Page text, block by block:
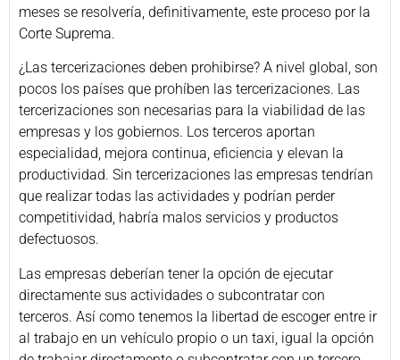
meses se resolvería, definitivamente, este proceso por la
Corte Suprema.
¿Las tercerizaciones deben prohibirse? A nivel global, son
pocos los países que prohíben las tercerizaciones. Las
tercerizaciones son necesarias para la viabilidad de las
empresas y los gobiernos. Los terceros aportan
especialidad, mejora continua, eficiencia y elevan la
productividad. Sin tercerizaciones las empresas tendrían
que realizar todas las actividades y podrían perder
competitividad, habría malos servicios y productos
defectuosos.
Las empresas deberían tener la opción de ejecutar
directamente sus actividades o subcontratar con
terceros. Así como tenemos la libertad de escoger entre ir
al trabajo en un vehículo propio o un taxi, igual la opción